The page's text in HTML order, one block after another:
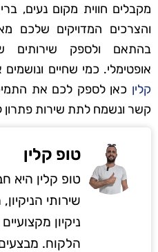
מקבלים חווית מקום נעים,
והצרכים המדויקים שלכם
בהתאם ולספק שירותים
אופטימלי. כמי שחיים
קלין כאן לספק לכם את
קשר ונשמח לתת שירות פתרון
טופ קלין
טופ קלין היא
שירותי
ניקיון
הלקוח.